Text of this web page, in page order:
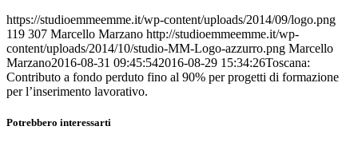
https://studioemmeemme.it/wp-content/uploads/2014/09/logo.png
119 307 Marcello Marzano http://studioemmeemme.it/wp-
content/uploads/2014/10/studio-MM-Logo-azzurro.png Marcello
Marzano2016-08-31 09:45:542016-08-29 15:34:26Toscana:
Contributo a fondo perduto fino al 90% per progetti di formazione
per l’inserimento lavorativo.
Potrebbero interessarti